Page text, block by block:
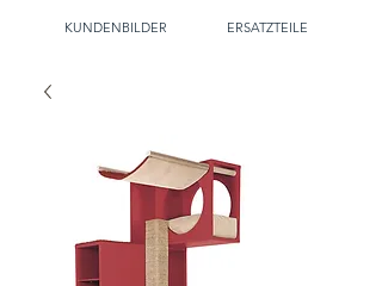
KUNDENBILDER ERSATZTEILE